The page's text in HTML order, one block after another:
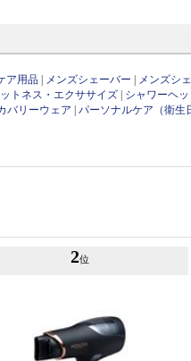
ア用品 メンズシェーバー メンズシ
トネス・エクササイズ シャワーヘッ
バリーウェア |パーソナルケア（衛生
2位